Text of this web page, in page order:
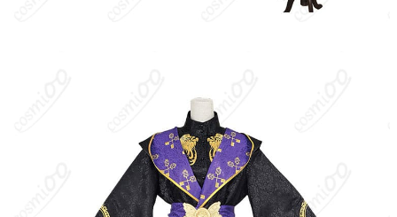
コスプレイベント、写真撮影、舞台、公
演、ハロウィン、アニメコン、パーティー
ハンガーに吊るす、収納ケースに入れる、
衣装袋に保管